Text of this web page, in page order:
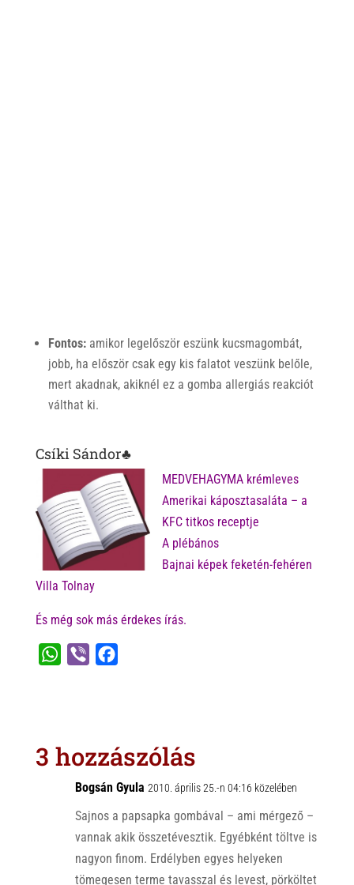
Fontos:amikor legelőször eszünk kucsmagombát,
jobb, ha először csak egy kis falatot veszünk belőle,
mert akadnak, akiknél ez a gomba allergiás reakciót
válthat ki.
Csíki Sándor♣
MEDVEHAGYMA krémleves
Amerikai káposztasaláta – a
KFC titkos receptje
A plébános
Bajnai képek feketén-fehéren
Villa Tolnay
És még sok más érdekes írás.
A
o
o
3 hozzászólás
Bogsán Gyula 2010. április 25.-n 04:16 közelében
Sajnos a papsapka gombával – ami mérgező –
vannak akik összetévesztik. Egyébként töltve is
nagyon finom. Erdélyben egyes helyeken
tömegesen terme tavasszal és levest, pörköltet